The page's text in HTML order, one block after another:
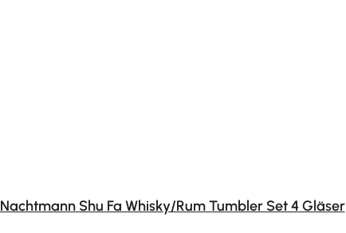
Nachtmann Shu Fa Whisky/Rum Tumbler Set 4 Gläser